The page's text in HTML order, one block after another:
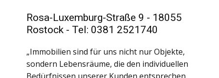
Rosa-Luxemburg-Straße 9 - 18055
Rostock - Tel: 0381 2521740
„Immobilien sind für uns nicht nur Objekte,
sondern Lebensräume, die den individuellen